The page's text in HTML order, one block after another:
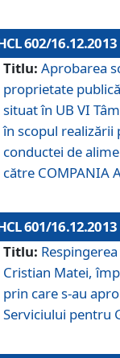
602/16.12.2013
Titlu: Aprobarea
proprietate
situat în UB VI
în scopul realizării
conductei de
către COMPANIA
601/16.12.2013
Titlu:
Cristian Matei,
prin care s-au
Serviciului pentru